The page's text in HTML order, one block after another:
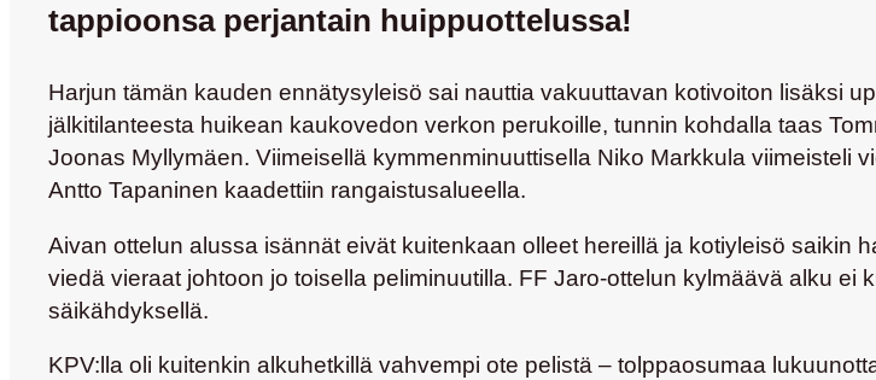
tappioonsa perjantain huippuottelussa!
Harjun tämän kauden ennätysyleisö sai nauttia vakuuttavan kotivoiton lisäksi
jälkitilanteesta huikean kaukovedon verkon perukoille, tunnin kohdalla taas
Joonas Myllymäen. Viimeisellä kymmenminuuttisella Niko Markkula viimeisteli
Antto Tapaninen kaadettiin rangaistusalueella.
Aivan ottelun alussa isännät eivät kuitenkaan olleet hereillä ja kotiyleisö saikin
viedä vieraat johtoon jo toisella peliminuutilla. FF Jaro-ottelun kylmäävä alku
säikähdyksellä.
KPV:lla oli kuitenkin alkuhetkillä vahvempi ote pelistä – tolppaosumaa